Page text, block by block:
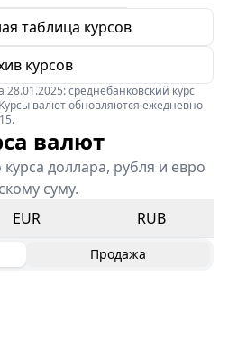
таблица курсов
курсов
28.01.2025: среднебанковский курс
валют обновляются ежедневно
валют
доллара, рубля и евро
суму.
EUR RUB
Продажа